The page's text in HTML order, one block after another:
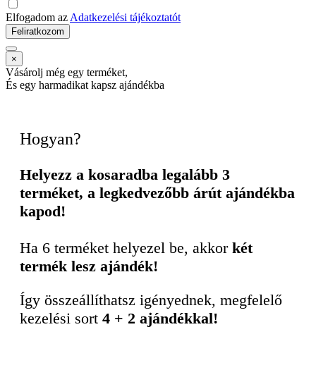
Elfogadom az Adatkezelési tájékoztatót
Feliratkozom
×
Vásárolj még egy terméket,
És egy harmadikat kapsz ajándékba
Hogyan?
Helyezz a kosaradba legalább 3
terméket, a legkedvezőbb árút ajándékba
kapod!
Ha 6 terméket helyezel be, akkor két
termék lesz ajándék!
Így összeállíthatsz igényednek, megfelelő
kezelési sort 4 + 2 ajándékkal!